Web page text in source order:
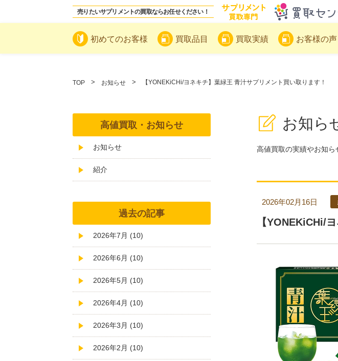
売りたいサプリメントの買取ならお任せください！
初めてのお客様 買取品目 買取実績 お客様の声
TOP お知らせ 【YONEKiCHi/ヨネキチ】葉緑王 青汁サプリメント買い取ります！
お知ら
高値買取の実績やお知ら
【YONEKiCHi/
2026年02月16日
高値買取・お知らせ
お知らせ
紹介
過去の記事
2026年7月 (10)
2026年6月 (10)
2026年5月 (10)
2026年4月 (10)
2026年3月 (10)
2026年2月 (10)